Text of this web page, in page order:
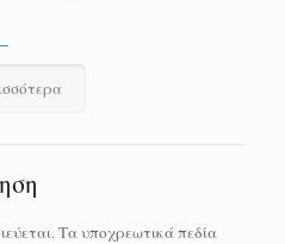
Τα υποχρεωτικά πεδία